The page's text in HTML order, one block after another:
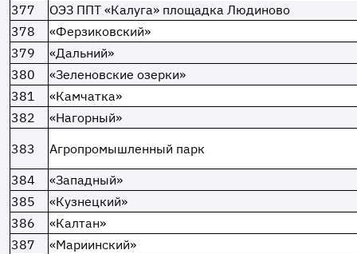
377
ОЭЗ ППТ «Калуга» площадка Людиново
378
«Ферзиковский»
379
«Дальний»
380
«Зеленовские озерки»
381
«Камчатка»
382
«Нагорный»
383
Агропромышленный парк
384
«Западный»
385
«Кузнецкий»
386
«Калтан»
387
«Мариинский»